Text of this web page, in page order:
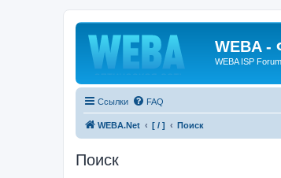
WEBA -
WEBA ISP
Ссылки FAQ
WEBA.Net [ / ] Поиск
Поиск